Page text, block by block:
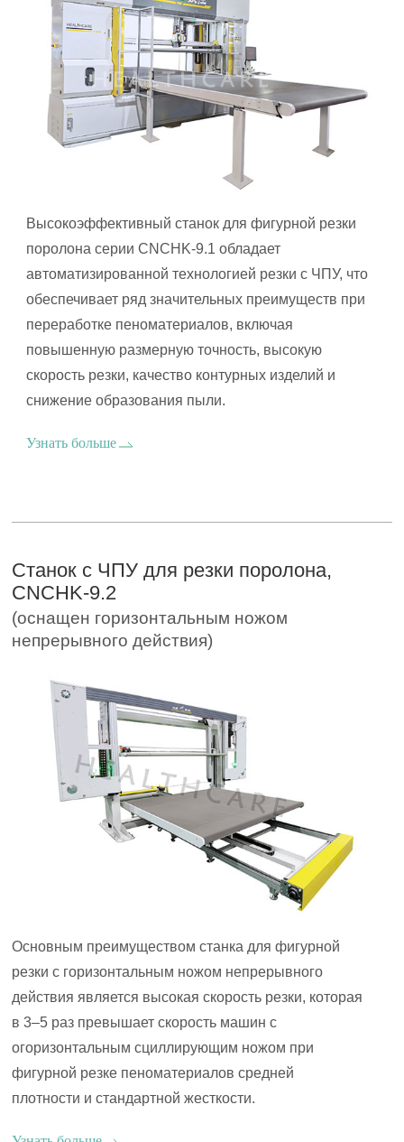
Высокоэффективный станок для фигурной резки
поролона серии CNCHK-9.1 обладает
автоматизированной технологией резки с ЧПУ, что
обеспечивает ряд значительных преимуществ при
переработке пеноматериалов, включая
повышенную размерную точность, высокую
скорость резки, качество контурных изделий и
снижение образования пыли.
Узнать больше
Станок с ЧПУ для резки поролона,
CNCHK-9.2
(оснащен горизонтальным ножом
непрерывного действия)
Основным преимуществом станка для фигурной
резки с горизонтальным ножом непрерывного
действия является высокая скорость резки, которая
в 3–5 раз превышает скорость машин с
огоризонтальным сциллирующим ножом при
фигурной резке пеноматериалов средней
плотности и стандартной жесткости.